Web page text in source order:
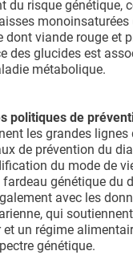
du risque génétique,
dont viande rouge et
des glucides est
métabolique.
politiques de
les grandes lignes
de prévention du
du mode de
génétique du
avec les
qui
un régime
génétique.